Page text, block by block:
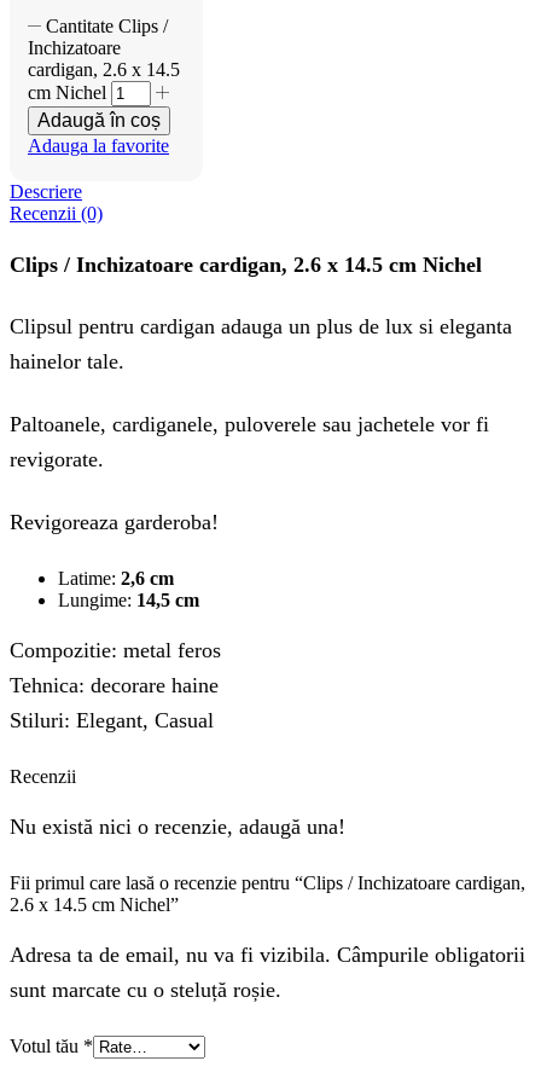
Cantitate Clips /
Inchizatoare
cardigan, 2.6 x 14.5
cm Nichel
Adaugă în coș
Adauga la favorite
Descriere
Recenzii (0)
Clips / Inchizatoare cardigan, 2.6 x 14.5 cm Nichel
Clipsul pentru cardigan adauga un plus de lux si eleganta
hainelor tale.
Paltoanele, cardiganele, puloverele sau jachetele vor fi
revigorate.
Revigoreaza garderoba!
Latime: 2,6 cm
Lungime: 14,5 cm
Compozitie: metal feros
Tehnica: decorare haine
Stiluri: Elegant, Casual
Recenzii
Nu există nici o recenzie, adaugă una!
Fii primul care lasă o recenzie pentru “Clips / Inchizatoare cardigan,
2.6 x 14.5 cm Nichel”
Adresa ta de email, nu va fi vizibila. Câmpurile obligatorii
sunt marcate cu o steluță roșie.
Votul tău *